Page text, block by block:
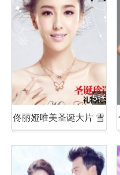
5张
佟丽娅唯美圣诞大片 雪